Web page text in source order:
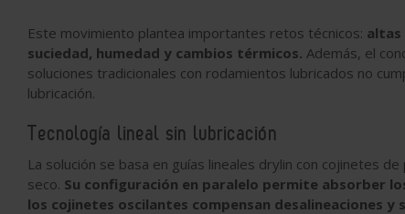
Este movimiento plantea importantes retos técnicos: altas
suciedad, humedad y cambios térmicos. Además, el
soluciones tradicionales con rodamientos lubricados no
lubricación.
Tecnología lineal sin lubricación
La solución se basa en guías lineales drylin con cojinetes
seco. Su configuración en paralelo permite absorber
los cojinetes oscilantes compensan desalineaciones y